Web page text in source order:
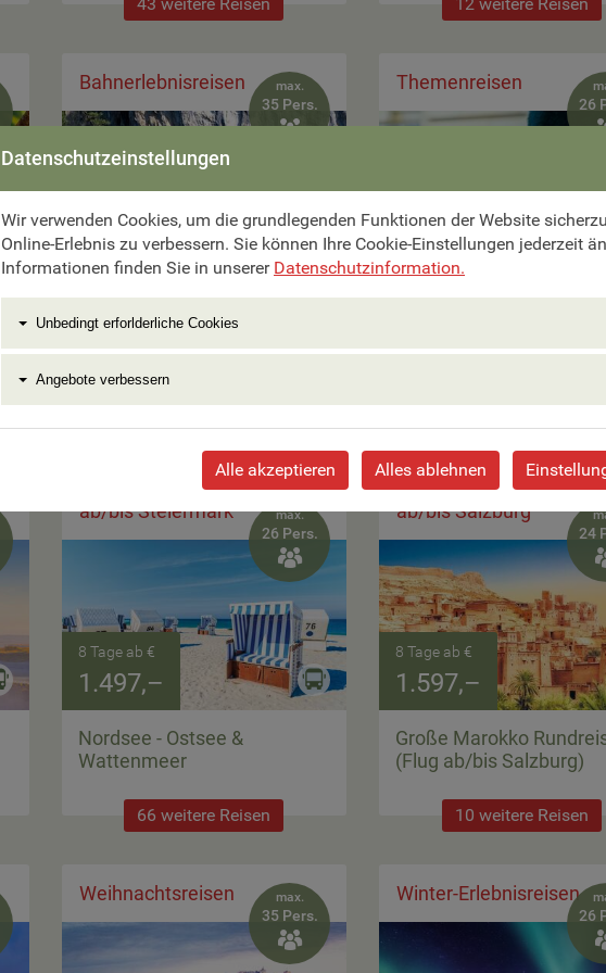
max.
35 Pers.

Bahnerlebnisreisen
5 Tage ab €
997,–
Express
16 weitere Reisen
26
Themenreisen
5 Tage ab €
1.690,–
11 weitere Reisen
max.
26 Pers.

ab/bis Steiermark
8 Tage ab €
1.497,–
Nordsee - Ostsee &
Wattenmeer
66 weitere Reisen
24
ab/bis Salzburg
8 Tage ab €
1.597,–
Große Marokko
(Flug ab/bis Salzburg)
10 weitere Reisen
max.
35 Pers.

Weihnachtsreisen
26
Winter-Erlebnisreisen
Datenschutzeinstellungen
Wir verwenden Cookies, um die grundlegenden Funktionen der Website
Online-Erlebnis zu verbessern. Sie können Ihre Cookie-Einstellungen jederzeit
Informationen finden Sie in unserer Datenschutzinformation.
Unbedingt erforlderliche Cookies
Angebote verbessern
Alle akzeptieren Alles ablehnen